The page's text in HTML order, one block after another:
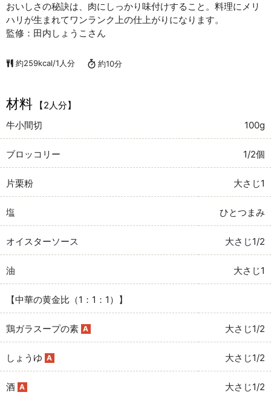
おいしさの秘訣は、肉にしっかり味付けすること。料理にメリ
ハリが生まれてワンランク上の仕上がりになります。
監修：田内しょうこさん
約259kcal/1人分 約10分
材料
【2人分】
牛小間切
100g
ブロッコリー 1/2個
片栗粉 大さじ1
塩 ひとつまみ
オイスターソース 大さじ1/2
油 大さじ1
【中華の黄金比（1：1：1）】
鶏ガラスープの素 A 大さじ1/2
しょうゆ A 大さじ1/2
酒 A 大さじ1/2